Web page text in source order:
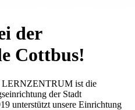
der
Cottbus!
LERNZENTRUM ist die
der Stadt
unterstützt unsere Einrichtung